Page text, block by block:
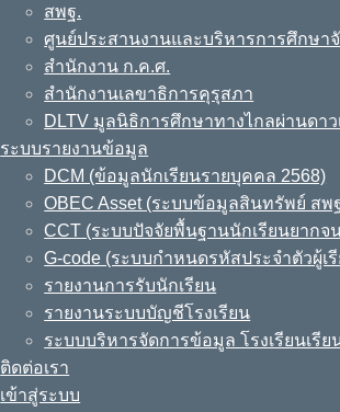
สพฐ.
ศูนย์ประสานงานและบริหารการศึกษา
สำนักงาน ก.ค.ศ.
สำนักงานเลขาธิการคุรุสภา
DLTV มูลนิธิการศึกษาทางไกลผ่านดาว
ระบบรายงานข้อมูล
DCM (ข้อมูลนักเรียนรายบุคคล 2568)
OBEC Asset (ระบบข้อมูลสินทรัพย์ สพ
CCT (ระบบปัจจัยพื้นฐานนักเรียนยากจ
G-code (ระบบกำหนดรหัสประจำตัวผู้เ
รายงานการรับนักเรียน
รายงานระบบบัญชีโรงเรียน
ระบบบริหารจัดการข้อมูล โรงเรียนเรีย
ติดต่อเรา
เข้าสู่ระบบ